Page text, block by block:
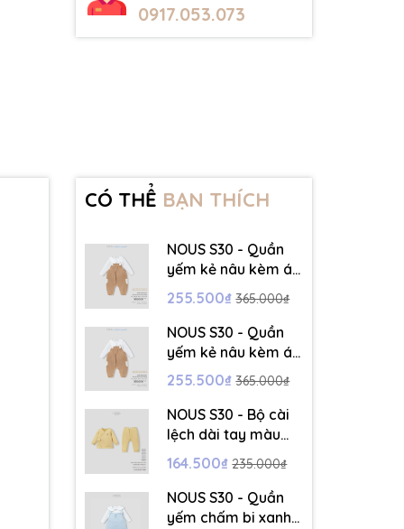
0917.053.073
CÓ THỂ BẠN THÍCH
NOUS S30 - Quần
yếm kẻ nâu kèm áo
dài tay màu trắng -
3-6M - SS26.T5C
255.500₫ 365.000₫
NOUS S30 - Quần
yếm kẻ nâu kèm áo
dài tay màu trắng -
6-9M - SS26.T5C
255.500₫ 365.000₫
NOUS S30 - Bộ cài
lệch dài tay màu
vàng thêu trang trí
- 12-18M - SS26.T5C
164.500₫ 235.000₫
NOUS S30 - Quần
yếm chấm bi xanh